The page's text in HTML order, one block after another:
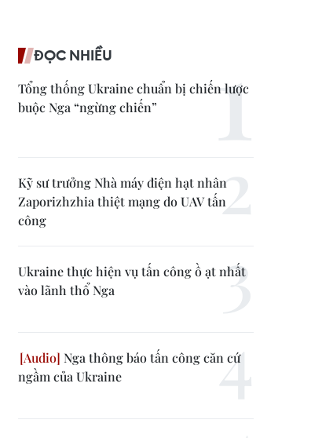
ĐỌC NHIỀU
Tổng thống Ukraine chuẩn bị chiến lược
buộc Nga “ngừng chiến”
Kỹ sư trưởng Nhà máy điện hạt nhân
Zaporizhzhia thiệt mạng do UAV tấn
công
Ukraine thực hiện vụ tấn công ồ ạt nhất
vào lãnh thổ Nga
Nga thông báo tấn công căn cứ
ngầm của Ukraine